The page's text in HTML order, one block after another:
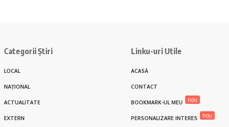
Categorii Știri
LOCAL
NAȚIONAL
ACTUALITATE
EXTERN
Linku-uri Utile
ACASĂ
CONTACT
BOOKMARK-UL MEU nou
PERSONALIZARE INTERES nou